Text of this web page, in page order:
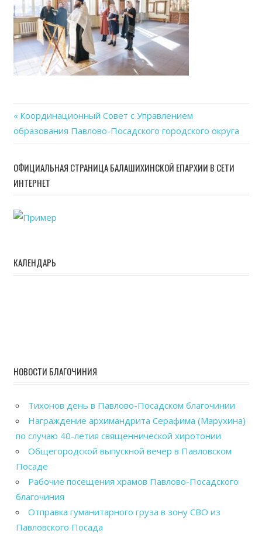
Навигация
записям
Previous
Post:
Координационный Совет с Управлением
образования Павлово-Посадского городского округа
ОФИЦИАЛЬНАЯ СТРАНИЦА БАЛАШИХИНСКОЙ ЕПАРХИИ В СЕТИ
ИНТЕРНЕТ
КАЛЕНДАРЬ
НОВОСТИ БЛАГОЧИНИЯ
Тихонов день в Павлово-Посадском благочинии
Награждение архимандрита Серафима (Марухина)
по случаю 40-летия священнической хиротонии
Общегородской выпускной вечер в Павловском
Посаде
Рабочие посещения храмов Павлово-Посадского
благочиния
Отправка гуманитарного груза в зону СВО из
Павловского Посада